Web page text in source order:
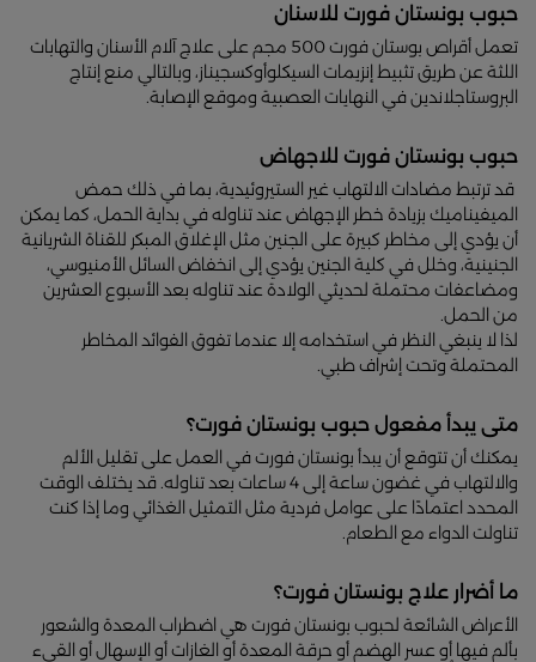
حبوب بونستان فورت للاسنان
تعمل أقراص بوستان فورت 500 مجم على علاج آلام الأسنان والتهابات
اللثة عن طريق تثبيط إنزيمات السيكلوأوكسجيناز، وبالتالي منع إنتاج
البروستاجلاندين في النهايات العصبية وموقع الإصابة.
حبوب بونستان فورت للاجهاض
قد ترتبط مضادات الالتهاب غير الستيروئيدية، بما في ذلك حمض
الميفيناميك بزيادة خطر الإجهاض عند تناوله في بداية الحمل، كما يمكن
أن يؤدي إلى مخاطر كبيرة على الجنين مثل الإغلاق المبكر للقناة الشريانية
الجنينية، وخلل في كلية الجنين يؤدي إلى انخفاض السائل الأمنيوسي،
ومضاعفات محتملة لحديثي الولادة عند تناوله بعد الأسبوع العشرين
من الحمل.
لذا لا ينبغي النظر في استخدامه إلا عندما تفوق الفوائد المخاطر
المحتملة وتحت إشراف طبي.
متى يبدأ مفعول حبوب بونستان فورت؟
يمكنك أن تتوقع أن يبدأ بونستان فورت في العمل على تقليل الألم
والالتهاب في غضون ساعة إلى 4 ساعات بعد تناوله. قد يختلف الوقت
المحدد اعتمادًا على عوامل فردية مثل التمثيل الغذائي وما إذا كنت
تناولت الدواء مع الطعام.
ما أضرار علاج بونستان فورت؟
الأعراض الشائعة لحبوب بونستان فورت هي اضطراب المعدة والشعور
بألم فيها أو عسر الهضم أو حرقة المعدة أو الغازات أو الإسهال أو القيء